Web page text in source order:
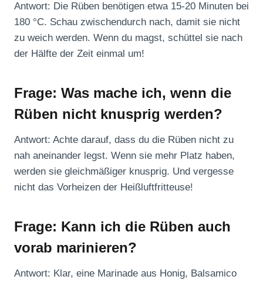
Antwort: Die Rüben benötigen etwa 15-20 Minuten bei
180 °C. Schau zwischendurch nach, damit sie nicht
zu weich werden. Wenn du magst, schüttel sie nach
der Hälfte der Zeit einmal um!
Frage: Was mache ich, wenn die
Rüben nicht knusprig werden?
Antwort: Achte darauf, dass du die Rüben nicht zu
nah aneinander legst. Wenn sie mehr Platz haben,
werden sie gleichmäßiger knusprig. Und vergesse
nicht das Vorheizen der Heißluftfritteuse!
Frage: Kann ich die Rüben auch
vorab marinieren?
Antwort: Klar, eine Marinade aus Honig, Balsamico